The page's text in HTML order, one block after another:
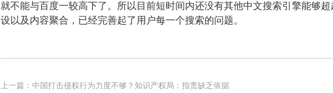
就不能与百度一较高下了。所以目前短时间内还没有其他中文搜索引擎能够
设以及内容聚合，已经完善起了用户每一个搜索的问题。
上一篇： 中国打击侵权行为力度不够？知识产权局：指责缺乏依据